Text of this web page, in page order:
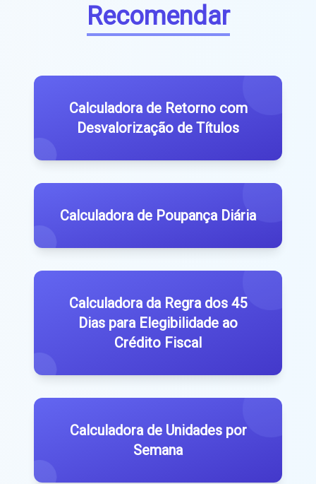
Recomendar
Calculadora de Retorno com
Desvalorização de Títulos
Calculadora de Poupança Diária
Calculadora da Regra dos 45
Dias para Elegibilidade ao
Crédito Fiscal
Calculadora de Unidades por
Semana